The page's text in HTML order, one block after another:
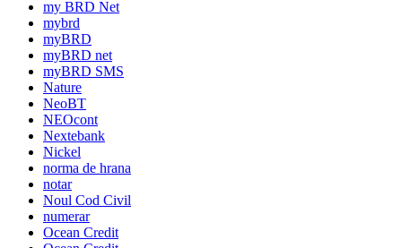
my BRD Net
mybrd
myBRD
myBRD net
myBRD SMS
Nature
NeoBT
NEOcont
Nextebank
Nickel
norma de hrana
notar
Noul Cod Civil
numerar
Ocean Credit